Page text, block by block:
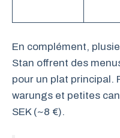
En complément,
Stan offrent des
pour un plat principal.
warungs et petites
SEK (~8 €).